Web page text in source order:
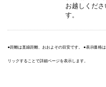
お越しくだ
す。
●距離は直線距離、おおよその目安です。 ●表示価格
リックすることで詳細ページを表示します。